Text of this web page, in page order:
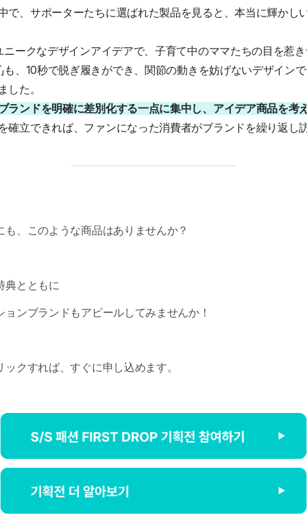
で、サポーターたちに選ばれた製品を見ると、本当に輝かし
ニークなデザインアイデアで、子育て中のママたちの目を惹き
」も、10秒で脱ぎ履きができ、関節の動きを妨げないデザイン
した。
ランドを明確に差別化する一点に集中し、アイデア商品を考
確立できれば、ファンになった消費者がブランドを繰り返し
、このような商品はありませんか？
典とともに
ンブランドもアピールしてみませんか！
クすれば、すぐに申し込めます。